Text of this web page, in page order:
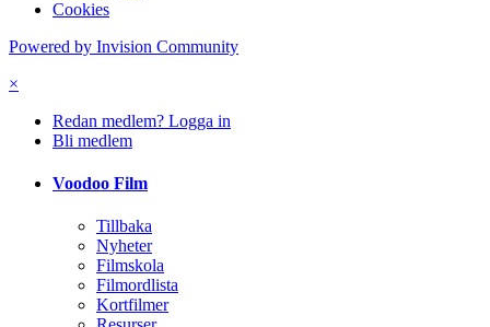
Cookies
Powered by Invision Community
×
Redan medlem? Logga in
Bli medlem
Voodoo Film
Tillbaka
Nyheter
Filmskola
Filmordlista
Kortfilmer